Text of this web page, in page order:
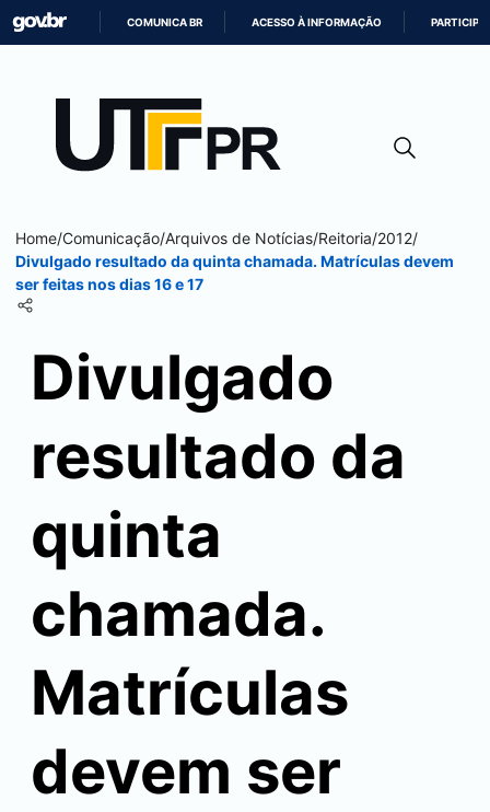
CONTEÚDO
COMUNICA BR ACESSO À INFORMAÇÃO PARTICIPE
Home/Comunicação/Arquivos de Notícias/Reitoria/2012/
Divulgado resultado da quinta chamada. Matrículas devem
ser feitas nos dias 16 e 17
Divulgado
resultado da
quinta
chamada.
Matrículas
devem ser